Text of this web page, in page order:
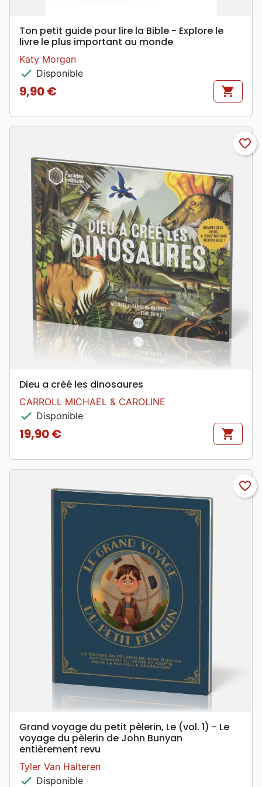
Ton petit guide pour lire la Bible - Explore le
livre le plus important au monde
Katy Morgan
check Disponible
Prix
9,90 € shopping_cart
favorite_border
Dieu a créé les dinosaures
CARROLL MICHAEL & CAROLINE
check Disponible
Prix
19,90 € shopping_cart
favorite_border
Grand voyage du petit pèlerin, Le (vol. 1) - Le
voyage du pèlerin de John Bunyan
entièrement revu
Tyler Van Halteren
check Disponible